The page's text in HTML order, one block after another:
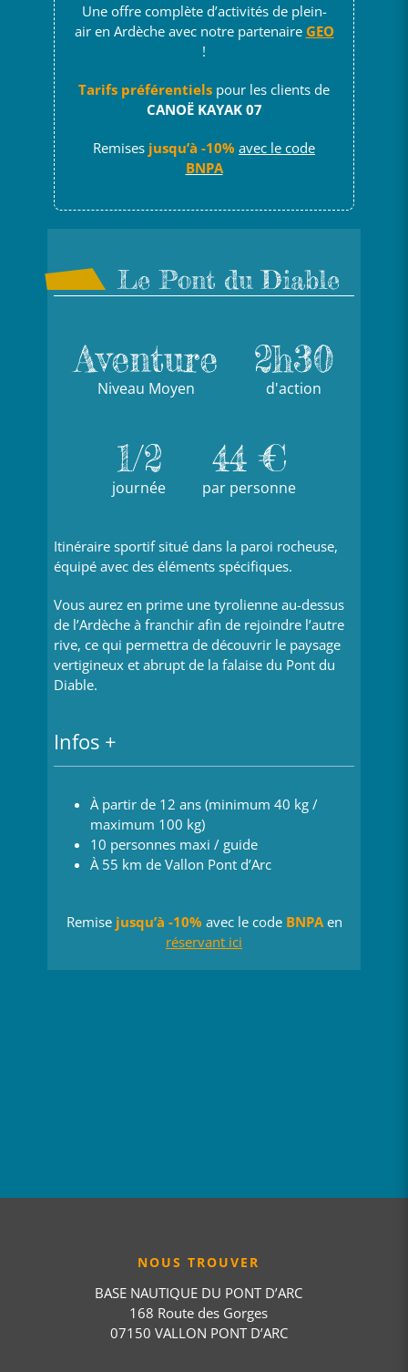
Une offre complète d’activités de plein-
air en Ardèche avec notre partenaire GEO
!
Tarifs préférentiels pour les clients de
CANOË KAYAK 07
Remises jusqu’à -10% avec le code
BNPA
Le Pont du Diable
Aventure
Niveau Moyen
2h30
d'action
1/2
journée
44 €
par personne
Itinéraire sportif situé dans la paroi rocheuse,
équipé avec des éléments spécifiques.
Vous aurez en prime une tyrolienne au-dessus
de l’Ardèche à franchir afin de rejoindre l’autre
rive, ce qui permettra de découvrir le paysage
vertigineux et abrupt de la falaise du Pont du
Diable.
Infos +
À partir de 12 ans (minimum 40 kg /
maximum 100 kg)
10 personnes maxi / guide
À 55 km de Vallon Pont d’Arc
Remise jusqu’à -10% avec le code BNPAen
réservant ici
NOUS TROUVER
BASE NAUTIQUE DU PONT D’ARC
168 Route des Gorges
07150 VALLON PONT D’ARC